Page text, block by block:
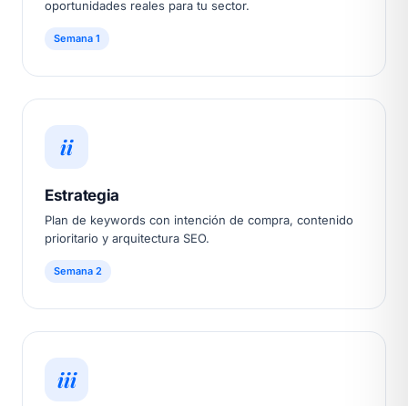
oportunidades reales para tu sector.
Semana 1
ii
Estrategia
Plan de keywords con intención de compra, contenido
prioritario y arquitectura SEO.
Semana 2
iii